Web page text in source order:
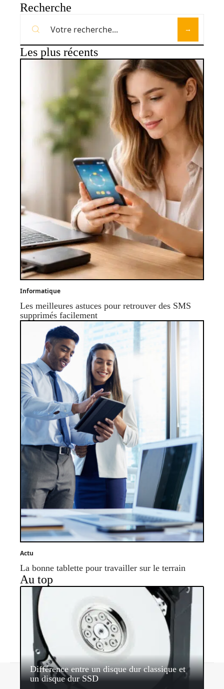
Recherche
Les plus récents
Informatique
Les meilleures astuces pour retrouver des SMS
supprimés facilement
Actu
La bonne tablette pour travailler sur le terrain
Au top
Différence entre un disque dur classique et
un disque dur SSD
Contact Mentions légales Sitemap